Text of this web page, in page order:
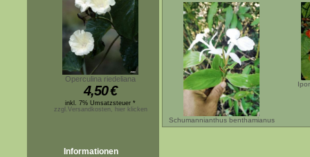
Operculina riedeliana
4,50€
inkl. 7% Umsatzsteuer *
zzgl.Versandkosten, hier klicken
Informationen
Schumannianthus benthamianus